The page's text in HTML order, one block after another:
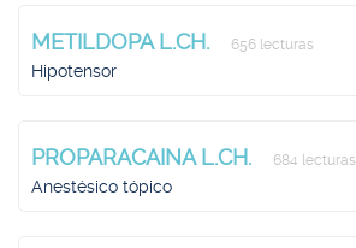
METILDOPA L.CH. 656 lecturas
Hipotensor
PROPARACAINA L.CH. 684 lecturas
Anestésico tópico